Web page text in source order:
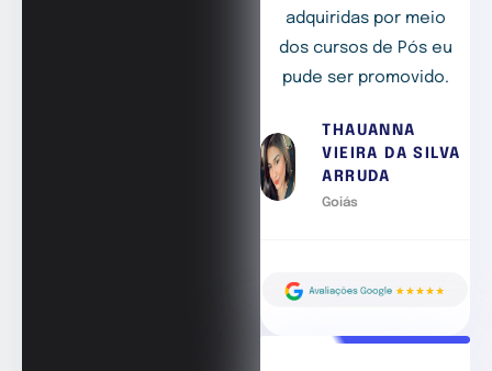
adquiridas por meio
dos cursos de Pós eu
pude ser promovido.
THAUANNA
VIEIRA DA SILVA
ARRUDA
Goiás